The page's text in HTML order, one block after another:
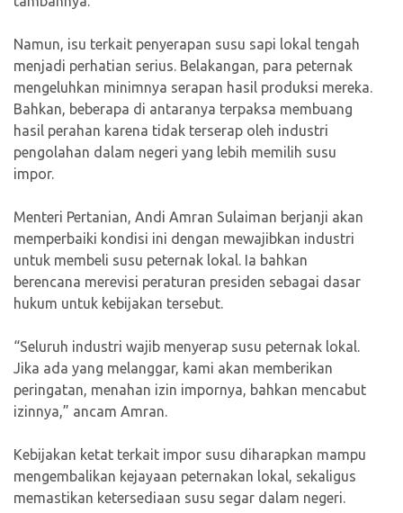
Namun, isu terkait penyerapan susu sapi lokal tengah
menjadi perhatian serius. Belakangan, para peternak
mengeluhkan minimnya serapan hasil produksi mereka.
Bahkan, beberapa di antaranya terpaksa membuang
hasil perahan karena tidak terserap oleh industri
pengolahan dalam negeri yang lebih memilih susu
impor.
Menteri Pertanian, Andi Amran Sulaiman berjanji akan
memperbaiki kondisi ini dengan mewajibkan industri
untuk membeli susu peternak lokal. Ia bahkan
berencana merevisi peraturan presiden sebagai dasar
hukum untuk kebijakan tersebut.
“Seluruh industri wajib menyerap susu peternak lokal.
Jika ada yang melanggar, kami akan memberikan
peringatan, menahan izin impornya, bahkan mencabut
izinnya,” ancam Amran.
Kebijakan ketat terkait impor susu diharapkan mampu
mengembalikan kejayaan peternakan lokal, sekaligus
memastikan ketersediaan susu segar dalam negeri.